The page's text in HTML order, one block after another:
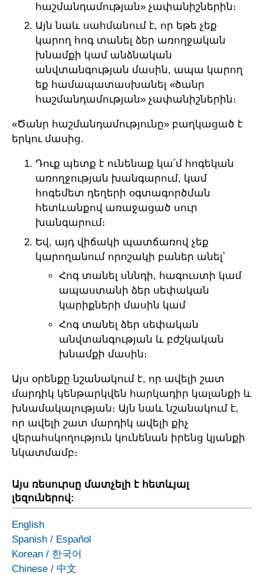
հաշմանդամության» չափանիշներին։
Այն նաև սահմանում է, որ եթե չեք
կարող հոգ տանել ձեր առողջական
խնամքի կամ անձնական
անվտանգության մասին, ապա կարող
եք համապատասխանել «ծանր
հաշմանդամության» չափանիշներին։
«Ծանր հաշմանդամությունը» բաղկացած է
երկու մասից.
Դուք պետք է ունենաք կա՛մ հոգեկան
առողջության խանգարում, կամ
հոգեմետ դեղերի օգտագործման
հետևանքով առաջացած սուր
խանգարում։
Եվ, այդ վիճակի պատճառով չեք
կարողանում որոշակի բաներ անել՝
Հոգ տանել սննդի, հագուստի կամ
ապաստանի ձեր սեփական
կարիքների մասին կամ
Հոգ տանել ձեր սեփական
անվտանգության և բժշկական
խնամքի մասին։
Այս օրենքը նշանակում է, որ ավելի շատ
մարդիկ կենթարկվեն հարկադիր կալանքի և
խնամակալության։ Այն նաև նշանակում է,
որ ավելի շատ մարդիկ ավելի քիչ
վերահսկողություն կունենան իրենց կյանքի
նկատմամբ։
Այս ռեսուրսը մատչելի է հետևյալ
լեզուներով:
English
Spanish / Español
Korean / 한국어
Chinese / 中文